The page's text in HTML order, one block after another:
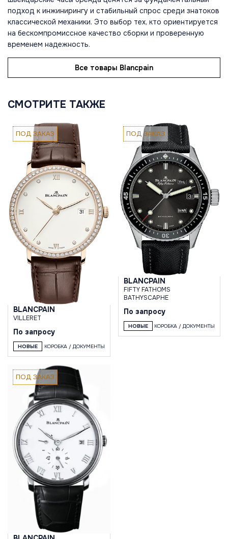
подход к инжинирингу и стабильный спрос среди знатоков
классической механики. Это выбор тех, кто ориентируется
на бескомпромиссное качество сборки и проверенную
временем надежность.
Все товары Blancpain
СМОТРИТЕ ТАКЖЕ
ПОД ЗАКАЗ
BLANCPAIN
VILLERET
По запросу
НОВЫЕ КОРОБКА / ДОКУМЕНТЫ
ПОД ЗАКАЗ
BLANCPAIN
FIFTY FATHOMS
BATHYSCAPHE
По запросу
НОВЫЕ КОРОБКА / ДОКУМЕНТЫ
ПОД ЗАКАЗ